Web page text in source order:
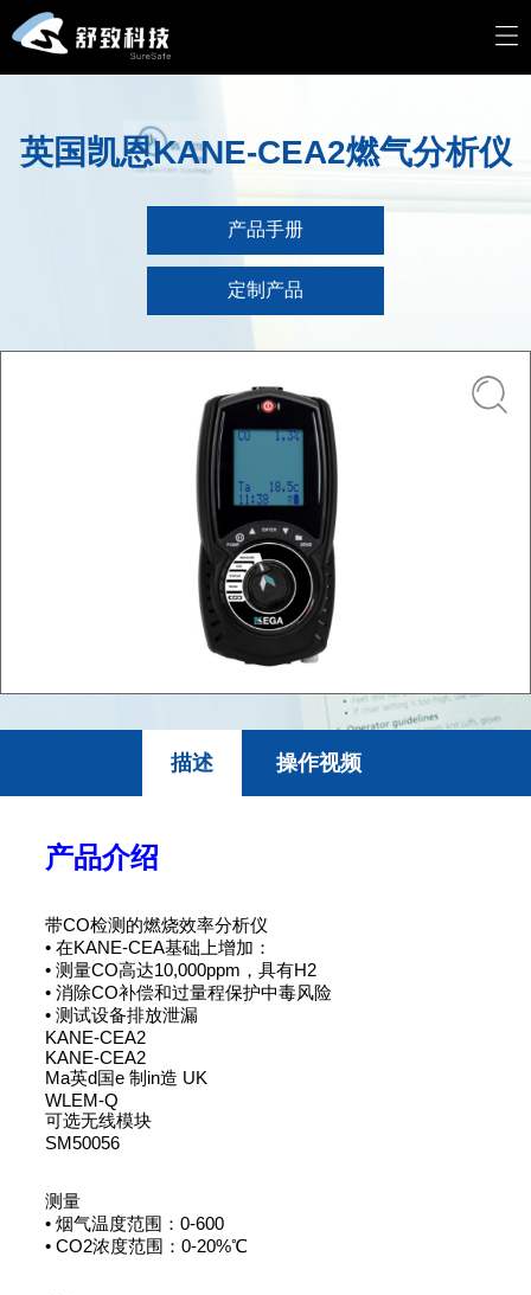
英国凯恩KANE-CEA2燃气分析仪
产品手册
定制产品
描述 操作视频
产品介绍
带CO检测的燃烧效率分析仪
• 在KANE-CEA基础上增加：
• 测量CO高达10,000ppm，具有H2
• 消除CO补偿和过量程保护中毒风险
• 测试设备排放泄漏
KANE-CEA2
KANE-CEA2
Ma英d国e 制in造 UK
WLEM-Q
可选无线模块
SM50056
测量
• 烟气温度范围：0-600
• CO2浓度范围：0-20%℃